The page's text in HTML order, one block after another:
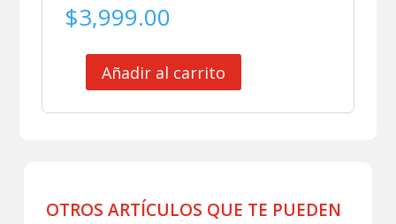
$3,999.00
SELECCIONAñadir al carrito
OTROS ARTÍCULOS QUE TE PUEDEN